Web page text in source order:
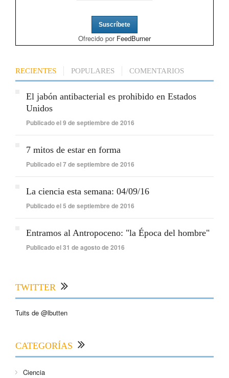
Ofrecido por FeedBurner
RECIENTES POPULARES COMENTARIOS
El jabón antibacterial es prohibido en Estados
Unidos
Publicado el 9 de septiembre de 2016
7 mitos de estar en forma
Publicado el 7 de septiembre de 2016
La ciencia esta semana: 04/09/16
Publicado el 5 de septiembre de 2016
Entramos al Antropoceno: "la Época del hombre"
Publicado el 31 de agosto de 2016
TWITTER
Tuits de @lbutten
CATEGORÍAS
Ciencia